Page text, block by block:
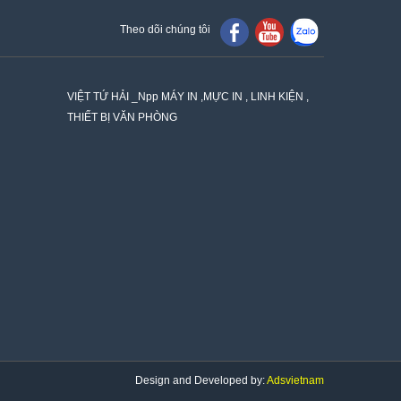
Theo dõi chúng tôi
VIỆT TỨ HẢI _Npp MÁY IN ,MỰC IN , LINH KIỆN ,
THIẾT BỊ VĂN PHÒNG
Design and Developed by:Adsvietnam